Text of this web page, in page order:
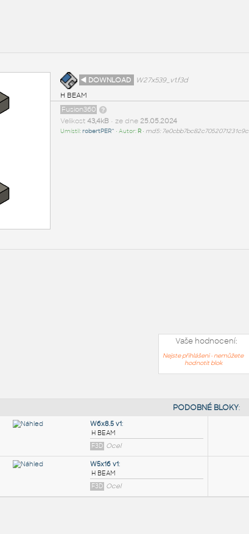
◄ DOWNLOAD
W27x539_v1.f3d
H BEAM
Fusion360
Velikost 43,4kB• ze dne 25.05.2024
Umístil:robertPER^ • Autor: R• md5:
Vaše hodnocení:
Nejste přihlášeni - nemůžete
hodnotit blok